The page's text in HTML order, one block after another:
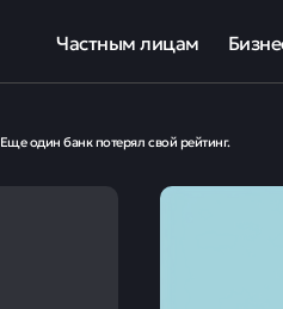
Частным лицам
Рефинансирование
Ипотека
Еще один банк потерял свой рейтинг.